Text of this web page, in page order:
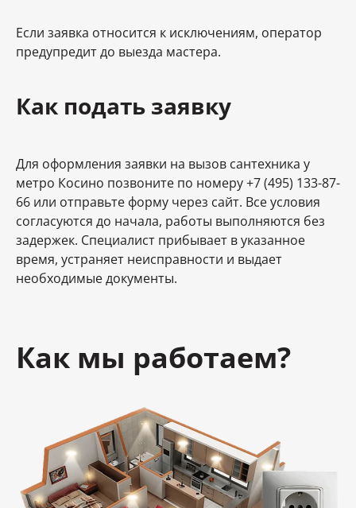
Если заявка относится к исключениям, оператор
предупредит до выезда мастера.
Как подать заявку
Для оформления заявки на вызов сантехника у
метро Косино позвоните по номеру +7 (495) 133-87-
66 или отправьте форму через сайт. Все условия
согласуются до начала, работы выполняются без
задержек. Специалист прибывает в указанное
время, устраняет неисправности и выдает
необходимые документы.
Как мы работаем?